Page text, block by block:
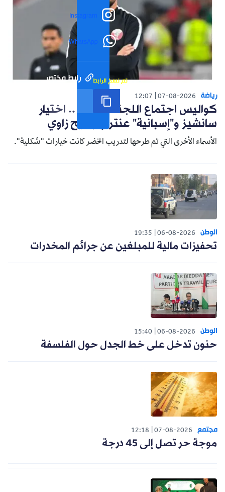
Instagram
WhatsApp
رابط مختصر تم نسخ الرابط
رياضة 07-08-2026
12:07
كواليس اجتماع اللجنة التقنية .. اختيار
سانشيز و"إسبانية" عنتر وترشيح زاوي
الأسماء الأخرى التي تم طرحها لتدريب الخضر كانت خيارات "شكلية".
الوطن 06-08-2026
19:35
تحفيزات مالية للمبلغين عن جرائم المخدرات
الوطن 06-08-2026
15:40
حنون تدخل على خط الجدل حول الفلسفة
مجتمع 07-08-2026
12:18
موجة حر تصل إلى 45 درجة